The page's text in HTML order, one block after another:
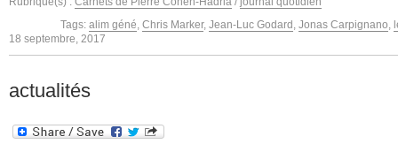
Tags: alim géné, Chris Marker, Jean-Luc Godard , Jonas Carpignano,
18 septembre, 2017
actualités